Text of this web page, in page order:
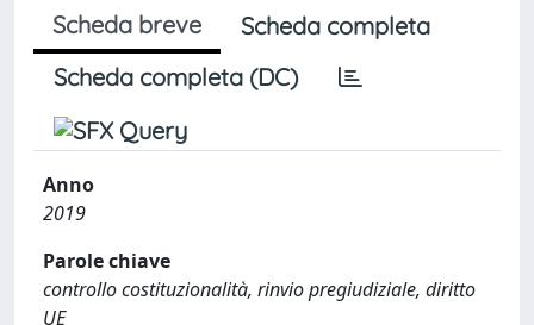
Scheda breve
Scheda completa
Scheda completa (DC)
Anno
2019
Parole chiave
controllo costituzionalità, rinvio pregiudiziale, diritto
UE